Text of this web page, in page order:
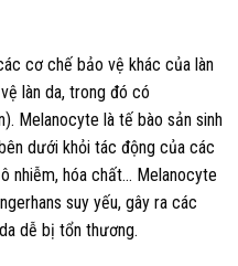
cơ chế bảo vệ khác của làn
làn da, trong đó có
Melanocyte là tế bào sản sinh
dưới khỏi tác động của các
nhiễm, hóa chất… Melanocyte
suy yếu, gây ra các
dễ bị tổn thương.